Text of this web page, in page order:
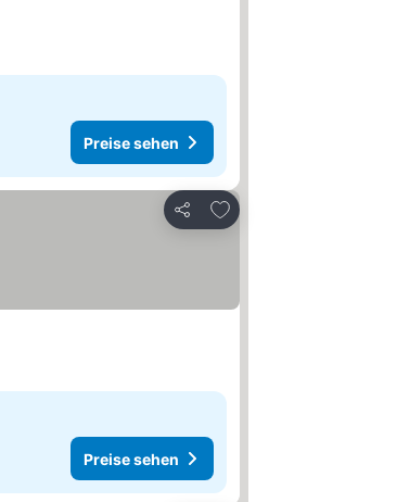
Preise sehen
Teilen
Zu Favoriten hinzufügen
Preise sehen